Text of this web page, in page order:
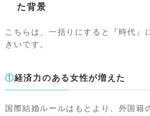
た背景
こちらは、一括りにすると『時代』
きいです。
①経済力のある女性が増えた
国際結婚ルールはもとより、外国籍